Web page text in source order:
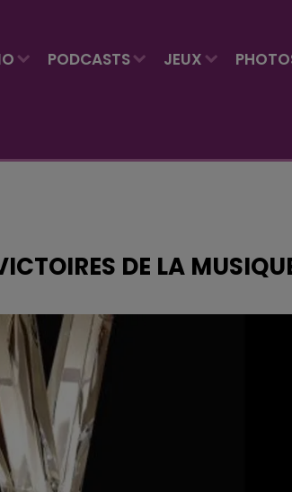
PODCASTS JEUX
DE LA